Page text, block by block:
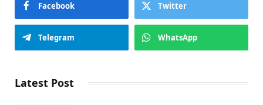
Facebook Twitter
Telegram WhatsApp
Latest Post